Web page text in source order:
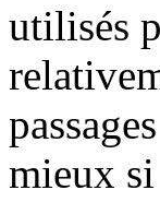
utilisés
mieux